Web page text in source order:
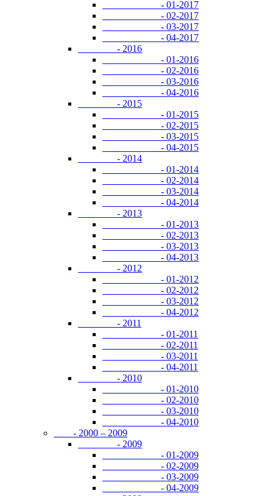
- 01-2017
- 02-2017
- 03-2017
- 04-2017
- 2016
- 01-2016
- 02-2016
- 03-2016
- 04-2016
- 2015
- 01-2015
- 02-2015
- 03-2015
- 04-2015
- 2014
- 01-2014
- 02-2014
- 03-2014
- 04-2014
- 2013
- 01-2013
- 02-2013
- 03-2013
- 04-2013
- 2012
- 01-2012
- 02-2012
- 03-2012
- 04-2012
- 2011
- 01-2011
- 02-2011
- 03-2011
- 04-2011
- 2010
- 01-2010
- 02-2010
- 03-2010
- 04-2010
- 2000 – 2009
- 2009
- 01-2009
- 02-2009
- 03-2009
- 04-2009